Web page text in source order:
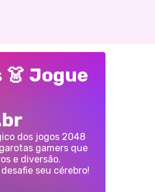
Jogue
dos jogos 2048
gamers que
e diversão.
seu cérebro!